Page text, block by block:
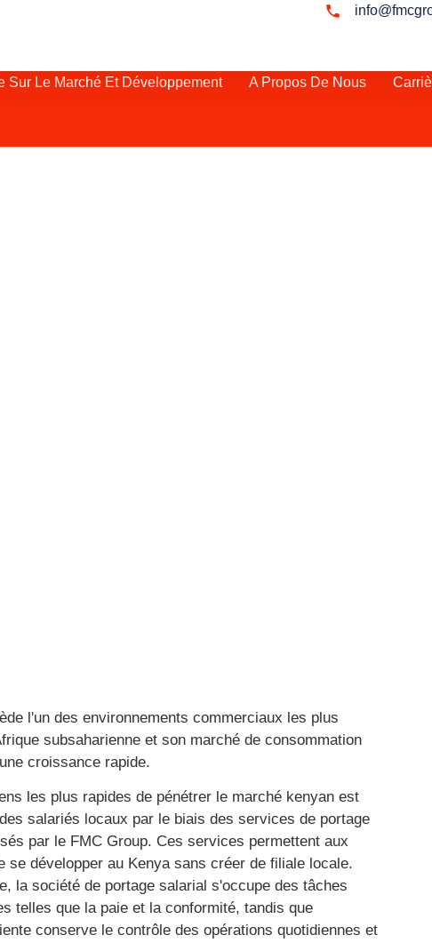
Sur Le Marché Et Développement A Propos De Nous
l'un des environnements commerciaux les plus
subsaharienne et son marché de consommation
croissance rapide.
les plus rapides de pénétrer le marché kenyan est
salariés locaux par le biais des services de portage
par le FMC Group. Ces services permettent aux
se développer au Kenya sans créer de filiale locale.
la société de portage salarial s'occupe des tâches
telles que la paie et la conformité, tandis que
conserve le contrôle des opérations quotidiennes et